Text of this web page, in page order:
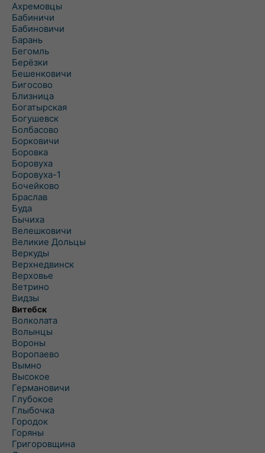
Ахремовцы
Бабиничи
Бабиновичи
Барань
Бегомль
Берёзки
Бешенковичи
Бигосово
Близница
Богатырская
Богушевск
Болбасово
Борковичи
Боровка
Боровуха
Боровуха-1
Бочейково
Браслав
Буда
Бычиха
Велешковичи
Великие Дольцы
Веркуды
Верхнедвинск
Верховье
Ветрино
Видзы
Витебск
Волколата
Волынцы
Вороны
Воропаево
Вымно
Высокое
Германовичи
Глубокое
Глыбочка
Городок
Горяны
Григоровщина